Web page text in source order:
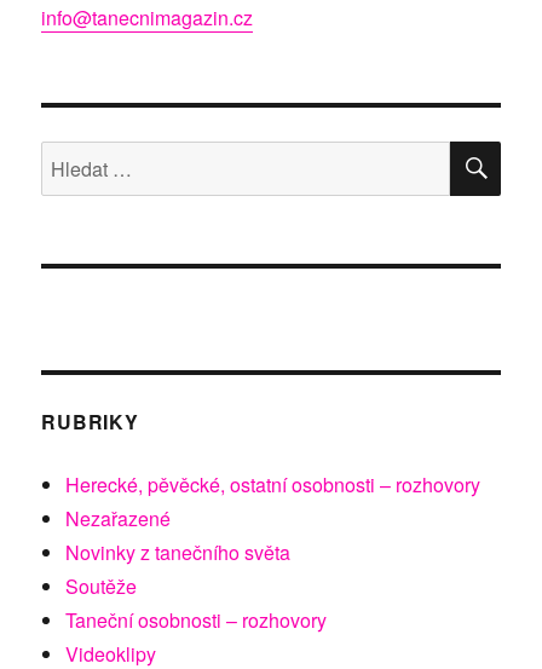
info@tanecnimagazin.cz
Hledat:
RUBRIKY
Herecké, pěvěcké, ostatní osobnosti – rozhovory
Nezařazené
Novinky z tanečního světa
Soutěže
Taneční osobnosti – rozhovory
Videoklipy